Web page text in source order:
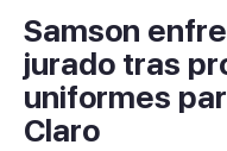
Samson
jurado tras
uniformes
Claro